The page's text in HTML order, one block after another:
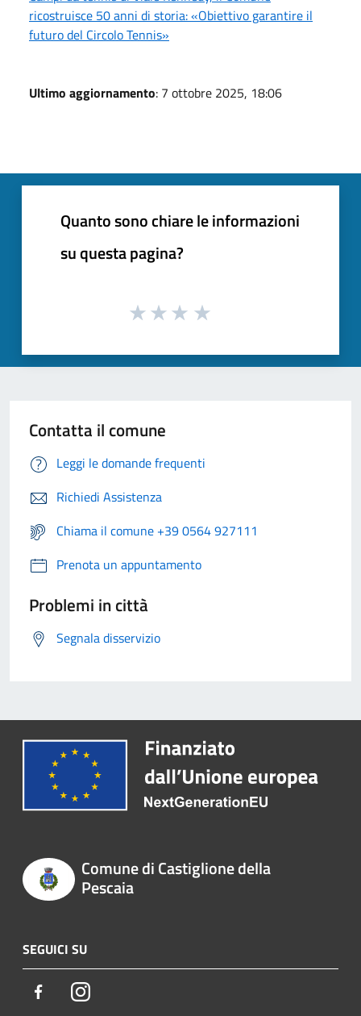
ricostruisce 50 anni di storia: «Obiettivo garantire il
futuro del Circolo Tennis»
Ultimo aggiornamento: 7 ottobre 2025, 18:06
Quanto sono chiare le informazioni
su questa pagina?
Contatta il comune
Leggi le domande frequenti
Richiedi Assistenza
Chiama il comune +39 0564 927111
Prenota un appuntamento
Problemi in città
Segnala disservizio
Comune di Castiglione della
Pescaia
SEGUICI SU
FacebookInstagram